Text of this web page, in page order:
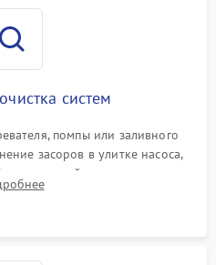
систем
помпы или заливного
засоров в улитке насоса,
ремонт платы
поврежденной проводки.